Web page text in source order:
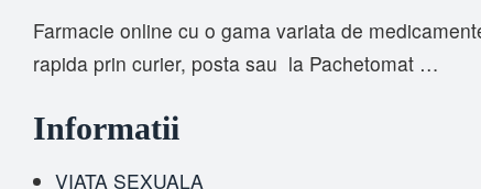
Farmacie online cu o gama variata de
rapida prin curier, posta sau la Pachetomat …
Informatii
VIATA SEXUALA